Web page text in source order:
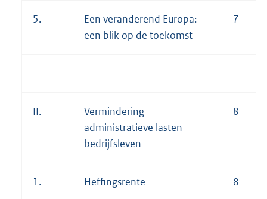
5.
Een veranderend Europa:
een blik op de toekomst
7
II.
Vermindering
administratieve lasten
bedrijfsleven
8
1. Heffingsrente 8